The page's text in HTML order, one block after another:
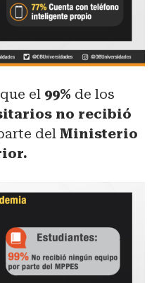
el 99% de los
no recibió
del Ministerio